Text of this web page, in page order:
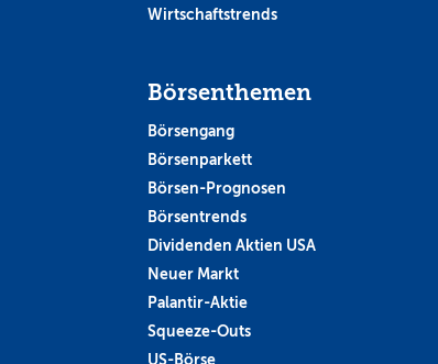
Wirtschaftstrends
Börsenthemen
Börsengang
Börsenparkett
Börsen-Prognosen
Börsentrends
Dividenden Aktien USA
Neuer Markt
Palantir-Aktie
Squeeze-Outs
US-Börse